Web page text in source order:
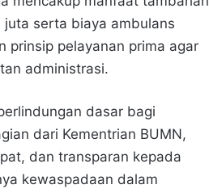
juta serta biaya ambulans
prinsip pelayanan prima agar
administrasi.
dasar bagi
dari Kementrian BUMN,
dan transparan kepada
kewaspadaan dalam